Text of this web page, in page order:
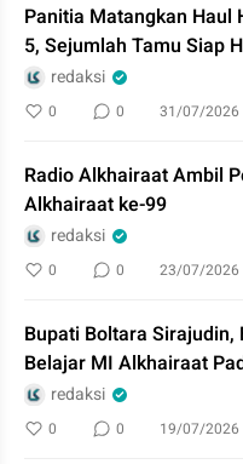
Panitia Matangkan Haul
5, Sejumlah Tamu Siap
redaksi
0 0 31/07/2026
Radio Alkhairaat Ambil
Alkhairaat ke-99
redaksi
0 0 23/07/2026
Bupati Boltara Sirajudin,
Belajar MI Alkhairaat
redaksi
0 0 19/07/2026